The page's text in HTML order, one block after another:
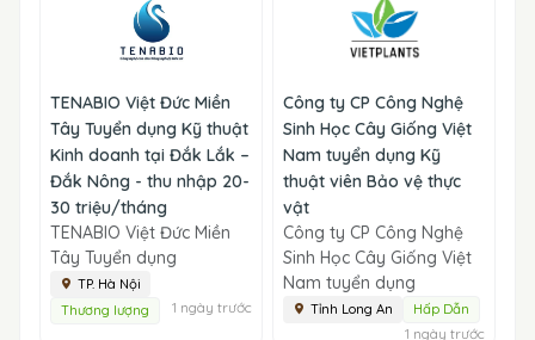
TENABIO Việt Đức Miền
Tây Tuyển dụng Kỹ thuật
Kinh doanh tại Đắk Lắk –
Đắk Nông - thu nhập 20-
30 triệu/tháng
TENABIO Việt Đức Miền
Tây Tuyển dụng
TP. Hà Nội
Thương lượng
1 ngày trước
Công ty CP Công Nghệ
Sinh Học Cây Giống Việt
Nam tuyển dụng Kỹ
thuật viên Bảo vệ thực
vật
Công ty CP Công Nghệ
Sinh Học Cây Giống Việt
Nam tuyển dụng
Tỉnh Long An Hấp Dẫn
1 ngày trước